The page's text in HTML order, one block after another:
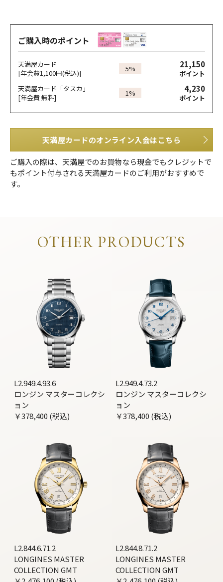
ご購入時のポイント
天満屋カード
[年会費1,100円(税込)]
5% 21,150
ポイント
天満屋カード「タスカ」
[年会費 無料]
1% 4,230
ポイント
天満屋カードのオンライン入会はこちら
ご購入の際は、天満屋でのお買物なら現金でもクレジットで
もポイント付与される天満屋カードのご利用がおすすめで
す。
OTHER PRODUCTS
L2.949.4.93.6
ロンジン マスターコレクシ
ョン
￥378,400 (税込)
L2.949.4.73.2
ロンジン マスターコレクシ
ョン
￥378,400 (税込)
L2.844.6.71.2
LONGINES MASTER
COLLECTION GMT
L2.844.8.71.2
LONGINES MASTER
COLLECTION GMT